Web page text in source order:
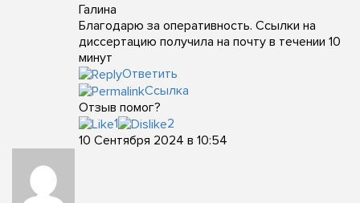
Галина
Благодарю за оперативность. Ссылки на
диссертацию получила на почту в течении 10
минут
Ответить
Ссылка
Отзыв помог?
1
2
10 Сентября 2024 в 10:54